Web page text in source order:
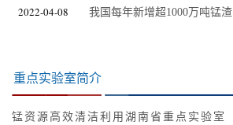
2022-04-08
重点实验室简介
锰资源高效清洁利用湖南省重点实验室（